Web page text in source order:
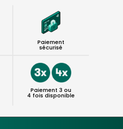
Paiement
sécurisé
Paiement 3 ou
4 fois disponible